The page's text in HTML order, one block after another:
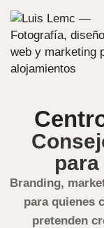
Branding,
para quienes
pretenden